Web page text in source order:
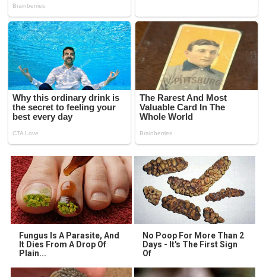
Fungus Is A Parasite, And
It Dies From A Drop Of
Plain...
No Poop For More Than 2
Days - It's The First Sign
Of